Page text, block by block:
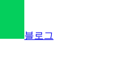
블로그